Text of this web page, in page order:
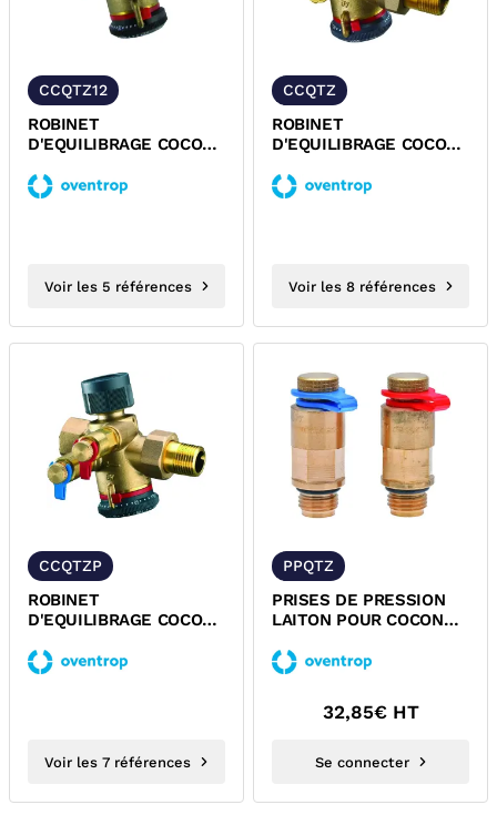
CCQTZ12
ROBINET
D'EQUILIBRAGE COCON
OVENTROP
Voir les 5 références
CCQTZ
ROBINET
D'EQUILIBRAGE COCON
RACCORD 2 PIECES...
Voir les 8 références
CCQTZP
ROBINET
D'EQUILIBRAGE COCON
RACCORD 2 PIECES...
Voir les 7 références
PPQTZ
PRISES DE PRESSION
LAITON POUR COCON
32,85€ HT
Se connecter